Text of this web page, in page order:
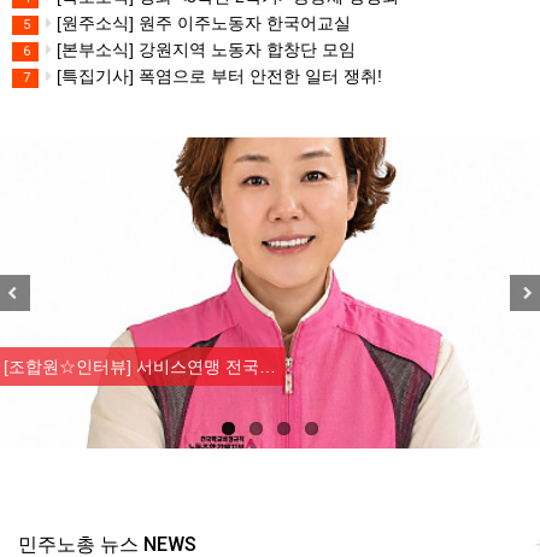
5 [원주소식] 원주 이주노동자 한국어교실
6 [본부소식] 강원지역 노동자 합창단 모임
7 [특집기사] 폭염으로 부터 안전한 일터 쟁취!
[조합원☆인터뷰] 서비스연맹 전국…
주노총 뉴스 NEWS